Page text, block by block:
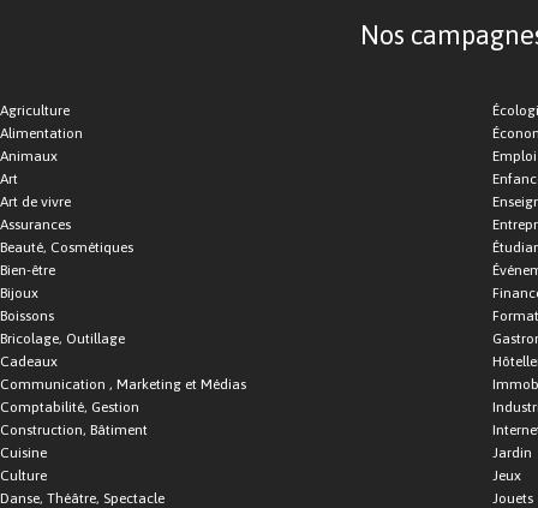
Nos
Agriculture
Alimentation
Animaux
Art
Art de vivre
Assurances
Beauté, Cosmétiques
Bien-être
Bijoux
Boissons
Bricolage, Outillage
Cadeaux
Communication , Marketing et Médias
Comptabilité, Gestion
Construction, Bâtiment
Cuisine
Culture
Danse, Théâtre, Spectacle
Emploi
Jardin
Jeux
Jouets